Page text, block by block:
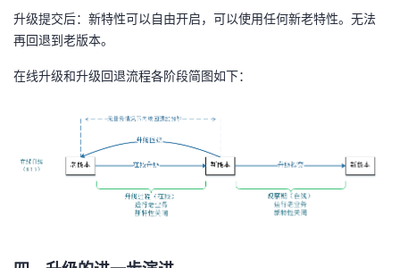
升级提交后：新特性可以自由开启，可以使用任何新老特性。无法
再回退到老版本。
在线升级和升级回退流程各阶段简图如下：